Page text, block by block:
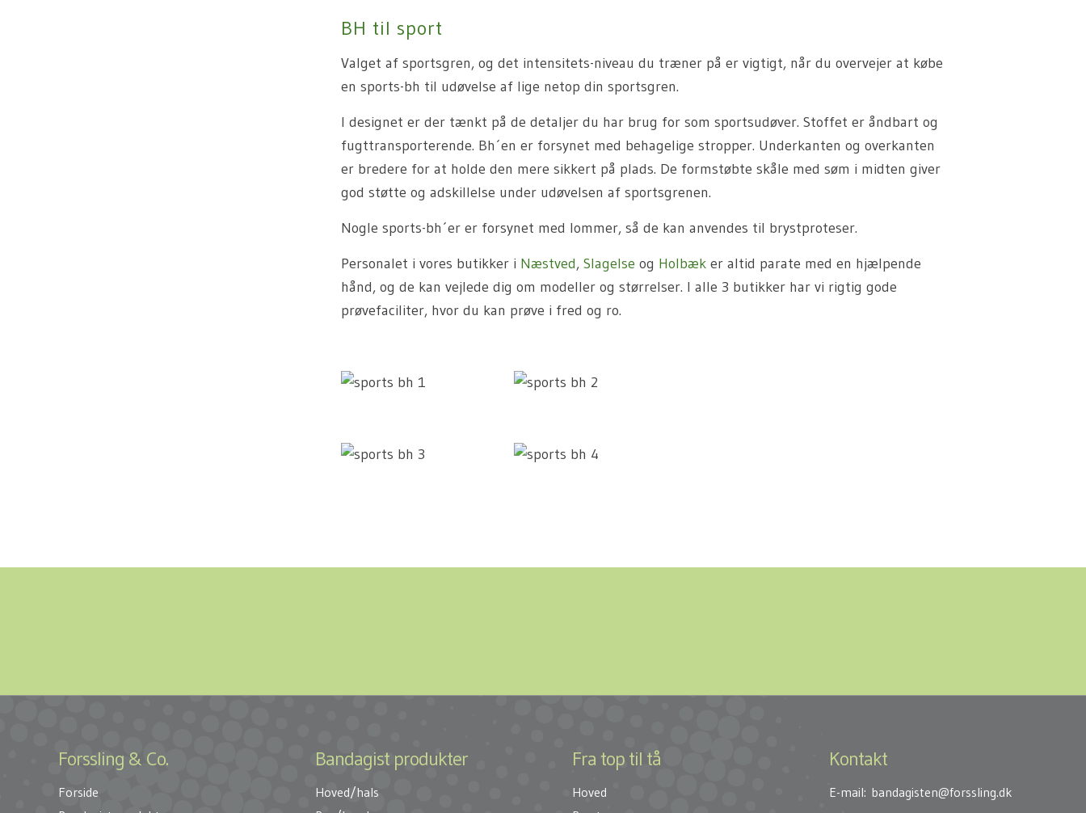
BH til sport
Valget af sportsgren, og det intensitets-niveau du træner på er vigtigt, når du overvejer at købe
en sports-bh til udøvelse af lige netop din sportsgren.
I designet er der tænkt på de detaljer du har brug for som sportsudøver. Stoffet er åndbart og
fugttransporterende. Bh´en er forsynet med behagelige stropper. Underkanten og overkanten
er bredere for at holde den mere sikkert på plads. De formstøbte skåle med søm i midten giver
god støtte og adskillelse under udøvelsen af sportsgrenen.
Nogle sports-bh´er er forsynet med lommer, så de kan anvendes til brystproteser.
Personalet i vores butikker i Næstved, Slagelse og Holbæk er altid parate med en hjælpende
hånd, og de kan vejlede dig om modeller og størrelser. I alle 3 butikker har vi rigtig gode
prøvefaciliter, hvor du kan prøve i fred og ro.
Forssling & Co.
Forside
Bandagist produkter
Hoved/hals
Fra top til tå
Hoved
Kontakt
E-mail: bandagisten@forssling.dk